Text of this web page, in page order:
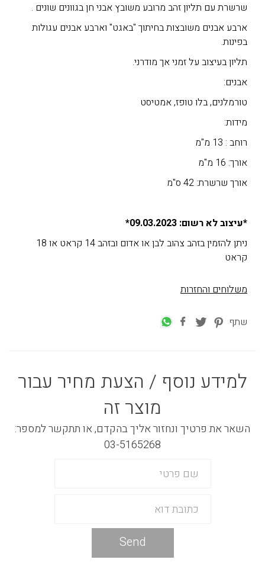
שרשרת עם תליון זהב מרובע משובץ אבני חן בגוונים שונים .
ארבע אבנים משובצות בחיתוך "באגט" וארבע אבנים עגולות
בפינות.
תליון בעיצוב על זמני אך מודרני.
אבנים:
טורמלנים, בלו טופז, אמטיסט
מידות:
רוחב : 13 מ"מ
אורך: 16 מ"מ
אורך שרשרת: 42 ס"מ
*עיצוב לא רשום: 09.03.2023*
ניתן להזמין בזהב צהוב לבן או אדום ובזהב 14 קראט או 18
קראט
משלוחים והחזרות
שתף
למידע נוסף / הצעת מחיר עבור
מוצר זה
השאר את פרטיך ונחזור אליך בהקדם, או תתקשר למספר:
03-5165268
Send